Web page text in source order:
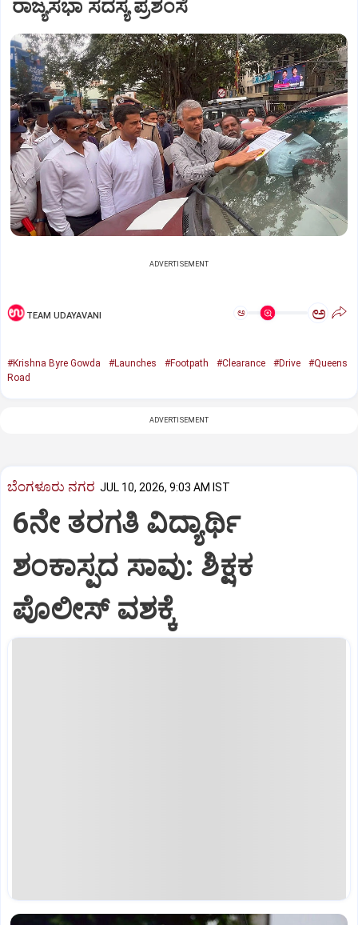
ರಾಜ್ಯಸಭಾ ಸದಸ್ಯ ಪ್ರಶಂಸೆ
ADVERTISEMENT
TEAM UDAYAVANI ಅ ಅ
#Krishna Byre Gowda #Launches #Footpath #Clearance #Drive
#Queens
Road
ADVERTISEMENT
ಬೆಂಗಳೂರು ನಗರ JUL 10, 2026, 9:03 AM IST
6ನೇ ತರಗತಿ ವಿದ್ಯಾರ್ಥಿ
ಶಂಕಾಸ್ಪದ ಸಾವು: ಶಿಕ್ಷಕ
ಪೊಲೀಸ್‌ ವಶಕ್ಕೆ